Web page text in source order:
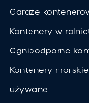
Garaże
Kontenery w
Ognioodporne
Kontenery
używane